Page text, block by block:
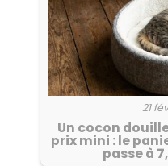
21
Un cocon
prix mini : le
passe à